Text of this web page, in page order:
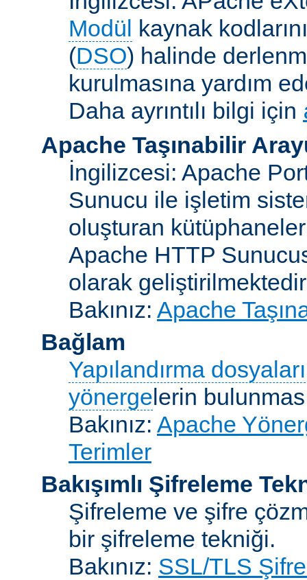
Modül kaynak
(DSO) halinde
kurulmasına yardım
Daha ayrıntılı bilgi için
Apache Taşınabilir
İngilizcesi: Apache
Sunucu ile işletim
oluşturan
Apache HTTP
olarak
Bakınız: Apache
Bağlam
Yapılandırma dosyaları
yönergelerin
Bakınız: Apache
Terimler
Bakışımlı Şifreleme
Şifreleme ve şifre
bir şifreleme tekniği.
Bakınız: SSL/TLS